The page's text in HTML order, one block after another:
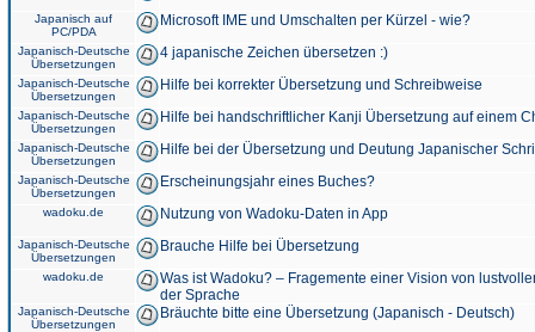
Japanisch auf
PC/PDA
Microsoft IME und Umschalten per Kürzel - wie?
Japanisch-Deutsche
Übersetzungen
4 japanische Zeichen übersetzen :)
Japanisch-Deutsche
Übersetzungen
Hilfe bei korrekter Übersetzung und Schreibweise
Japanisch-Deutsche
Übersetzungen
Hilfe bei handschriftlicher Kanji Übersetzung auf einem
Japanisch-Deutsche
Übersetzungen
Hilfe bei der Übersetzung und Deutung Japanischer
Japanisch-Deutsche
Übersetzungen
Erscheinungsjahr eines Buches?
wadoku.de Nutzung von Wadoku-Daten in App
Japanisch-Deutsche
Übersetzungen
Brauche Hilfe bei Übersetzung
wadoku.de
Was ist Wadoku? – Fragemente einer Vision von
der Sprache
Japanisch-Deutsche
Übersetzungen
Bräuchte bitte eine Übersetzung (Japanisch - Deutsch)